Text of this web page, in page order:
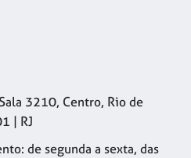
3210, Centro, Rio de
| RJ
de segunda a sexta, das